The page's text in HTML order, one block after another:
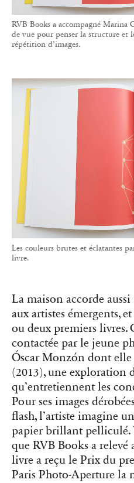
RVB Books a accompagné Marina
de vue pour penser la structure
répétition d’images.
Les couleurs brutes et éclatantes
livre.
La maison accorde
aux artistes émergents,
ou deux premiers livres.
contactée par le jeune
Óscar Monzón dont
(2013), une exploration
qu’entretiennent les
Pour ses images
flash, l’artiste imagine
papier brillant pelliculé.
que RVB Books a relevé
livre a reçu le Prix du
Paris Photo-Aperture la